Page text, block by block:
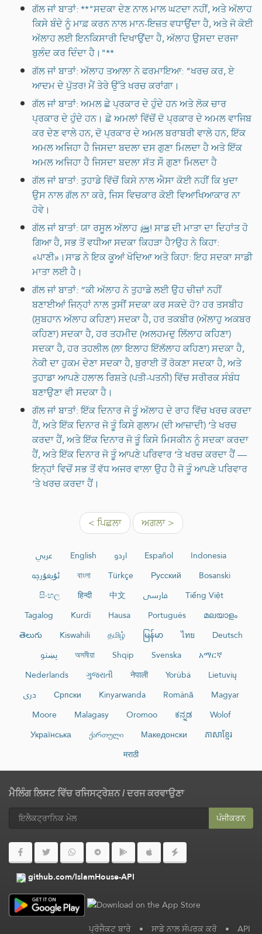
ਗੱਲ ਜਾਂ ਬਾਤਾਂ: **"ਸਦਕਾ ਦੇਣ ਨਾਲ ਮਾਲ ਘਟਦਾ ਨਹੀਂ, ਅਤੇ ਅੱਲਾਹ
ਕਿਸੇ ਬੰਦੇ ਨੂੰ ਮਾਫ਼ ਕਰਨ ਨਾਲ ਮਾਨ-ਇਜ਼ਤ ਵਧਾਉਂਦਾ ਹੈ, ਅਤੇ ਜੋ ਕੋਈ
ਅੱਲਾਹ ਲਈ ਇਨਕਿਸਾਰੀ ਦਿਖਾਉਂਦਾ ਹੈ, ਅੱਲਾਹ ਉਸਦਾ ਦਰਜਾ
ਬੁਲੰਦ ਕਰ ਦਿੰਦਾ ਹੈ।"**
ਗੱਲ ਜਾਂ ਬਾਤਾਂ: ਅੱਲਾਹ ਤਆਲਾ ਨੇ ਫਰਮਾਇਆ: "ਖਰਚ ਕਰ, ਏ
ਆਦਮ ਦੇ ਪੁੱਤਰ! ਮੈਂ ਤੇਰੇ ਉੱਤੇ ਖਰਚ ਕਰਾਂਗਾ।
ਗੱਲ ਜਾਂ ਬਾਤਾਂ: ਅਮਲ ਛੇ ਪ੍ਰਕਾਰ ਦੇ ਹੁੰਦੇ ਹਨ ਅਤੇ ਲੋਕ ਚਾਰ
ਪ੍ਰਕਾਰ ਦੇ ਹੁੰਦੇ ਹਨ। ਛੇ ਅਮਲਾਂ ਵਿੱਚੋਂ ਦੋ ਪ੍ਰਕਾਰ ਦੇ ਅਮਲ ਵਾਜਿਬ
ਕਰ ਦੇਣ ਵਾਲੇ ਹਨ, ਦੋ ਪ੍ਰਕਾਰ ਦੇ ਅਮਲ ਬਰਾਬਰੀ ਵਾਲੇ ਹਨ, ਇੱਕ
ਅਮਲ ਅਜਿਹਾ ਹੈ ਜਿਸਦਾ ਬਦਲਾ ਦਸ ਗੁਣਾ ਮਿਲਦਾ ਹੈ ਅਤੇ ਇੱਕ
ਅਮਲ ਅਜਿਹਾ ਹੈ ਜਿਸਦਾ ਬਦਲਾ ਸੱਤ ਸੌ ਗੁਣਾ ਮਿਲਦਾ ਹੈ
ਗੱਲ ਜਾਂ ਬਾਤਾਂ: ਤੁਹਾਡੇ ਵਿੱਚੋਂ ਕਿਸੇ ਨਾਲ ਐਸਾ ਕੋਈ ਨਹੀਂ ਕਿ ਖੁਦਾ
ਉਸ ਨਾਲ ਗੱਲ ਨਾ ਕਰੇ, ਜਿਸ ਵਿਚਕਾਰ ਕੋਈ ਵਿਆਖਿਆਕਾਰ ਨਾ
ਹੋਵੇ।
ਗੱਲ ਜਾਂ ਬਾਤਾਂ: ਯਾ ਰਸੂਲ ਅੱਲਾਹ ﷺ! ਸਾਡ ਦੀ ਮਾਤਾ ਦਾ ਦਿਹਾਂਤ ਹੋ
ਗਿਆ ਹੈ, ਸਭ ਤੋਂ ਵਧੀਆ ਸਦਕਾ ਕਿਹੜਾ ਹੈ?ਉਹ ਨੇ ਕਿਹਾ:
«ਪਾਣੀ»।ਸਾਡ ਨੇ ਇਕ ਕੂਆਂ ਖੋਦਿਆ ਅਤੇ ਕਿਹਾ: ਇਹ ਸਦਕਾ ਸਾਡੀ
ਮਾਤਾ ਲਈ ਹੈ।
ਗੱਲ ਜਾਂ ਬਾਤਾਂ: “ਕੀ ਅੱਲਾਹ ਨੇ ਤੁਹਾਡੇ ਲਈ ਉਹ ਚੀਜ਼ਾਂ ਨਹੀਂ
ਬਣਾਈਆਂ ਜਿਨ੍ਹਾਂ ਨਾਲ ਤੁਸੀਂ ਸਦਕਾ ਕਰ ਸਕਦੇ ਹੋ? ਹਰ ਤਸਬੀਹ
(ਸੁਬਹਾਨ ਅੱਲਾਹ ਕਹਿਣਾ) ਸਦਕਾ ਹੈ, ਹਰ ਤਕਬੀਰ (ਅੱਲਾਹੁ ਅਕਬਰ
ਕਹਿਣਾ) ਸਦਕਾ ਹੈ, ਹਰ ਤਹਮੀਦ (ਅਲਹਮਦੁ ਲਿੱਲਾਹ ਕਹਿਣਾ)
ਸਦਕਾ ਹੈ, ਹਰ ਤਹਲੀਲ (ਲਾ ਇਲਾਹ ਇੱਲੱਲਾਹ ਕਹਿਣਾ) ਸਦਕਾ ਹੈ,
ਨੇਕੀ ਦਾ ਹੁਕਮ ਦੇਣਾ ਸਦਕਾ ਹੈ, ਬੁਰਾਈ ਤੋਂ ਰੋਕਣਾ ਸਦਕਾ ਹੈ, ਅਤੇ
ਤੁਹਾਡਾ ਆਪਣੇ ਹਲਾਲ ਰਿਸ਼ਤੇ (ਪਤੀ-ਪਤਨੀ) ਵਿੱਚ ਸਰੀਰਕ ਸੰਬੰਧ
ਬਣਾਉਣਾ ਵੀ ਸਦਕਾ ਹੈ।
ਗੱਲ ਜਾਂ ਬਾਤਾਂ: ਇੱਕ ਦਿਨਾਰ ਜੋ ਤੂੰ ਅੱਲਾਹ ਦੇ ਰਾਹ ਵਿੱਚ ਖਰਚ ਕਰਦਾ
ਹੈਂ, ਅਤੇ ਇੱਕ ਦਿਨਾਰ ਜੋ ਤੂੰ ਕਿਸੇ ਗੁਲਾਮ (ਦੀ ਆਜ਼ਾਦੀ) ‘ਤੇ ਖਰਚ
ਕਰਦਾ ਹੈਂ, ਅਤੇ ਇੱਕ ਦਿਨਾਰ ਜੋ ਤੂੰ ਕਿਸੇ ਮਿਸਕੀਨ ਨੂੰ ਸਦਕਾ ਕਰਦਾ
ਹੈਂ, ਅਤੇ ਇੱਕ ਦਿਨਾਰ ਜੋ ਤੂੰ ਆਪਣੇ ਪਰਿਵਾਰ ‘ਤੇ ਖਰਚ ਕਰਦਾ ਹੈਂ —
ਇਨ੍ਹਾਂ ਵਿਚੋਂ ਸਭ ਤੋਂ ਵੱਧ ਅਜਰ ਵਾਲਾ ਉਹ ਹੈ ਜੋ ਤੂੰ ਆਪਣੇ ਪਰਿਵਾਰ
‘ਤੇ ਖਰਚ ਕਰਦਾ ਹੈਂ।
< ਪਿਛਲਾ ਅਗਲਾ >
عربي English اردو Español
Indonesia
ئۇيغۇرچە
বাংলা Türkçe Русский
Bosanski
සිංහල
हिन्दी 中文 فارسی
Tiếng Việt
Tagalog
Kurdî Hausa Português
മലയാളം
తెలుగు
Kiswahili தமிழ் မြန်မာ ไทย
Deutsch
پښتو
অসমীয়া Shqip Svenska
አማርኛ
Nederlands
ગુજરાતી नेपाली Yorùbá
Lietuvių
دری
Српски Kinyarwanda Română
Magyar
Moore
Malagasy Oromoo ಕನ್ನಡ
Wolof
Українська
ქართული Македонски
ភាសាខ្មែរ
मराठी
ਮੈਲਿੰਗ ਲਿਸਟ ਵਿੱਚ ਰਜਿਸਟ੍ਰੇਸ਼ਨ / ਦਰਜ ਕਰਵਾਉਣਾ
ਪੰਜੀਕਰਨ
github.com/IslamHouse-API
ਪ੍ਰੋਜੈਕਟ ਬਾਰੇ • ਸਾਡੇ ਨਾਲ ਸੰਪਰਕ ਕਰੋ • API